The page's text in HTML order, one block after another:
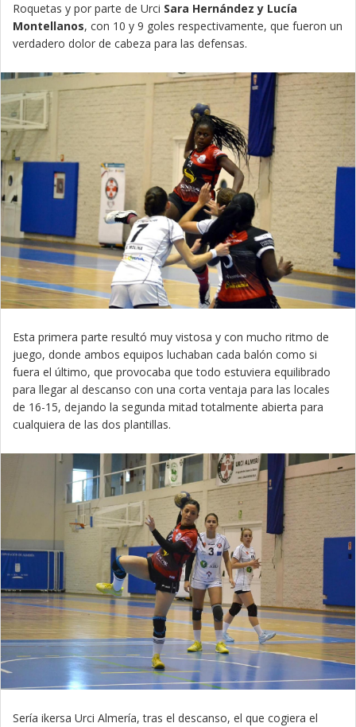
Roquetas y por parte de Urci Sara Hernández y Lucía
Montellanos, con 10 y 9 goles respectivamente, que fueron un
verdadero dolor de cabeza para las defensas.
Esta primera parte resultó muy vistosa y con mucho ritmo de
juego, donde ambos equipos luchaban cada balón como si
fuera el último, que provocaba que todo estuviera equilibrado
para llegar al descanso con una corta ventaja para las locales
de 16-15, dejando la segunda mitad totalmente abierta para
cualquiera de las dos plantillas.
Sería ikersa Urci Almería, tras el descanso, el que cogiera el